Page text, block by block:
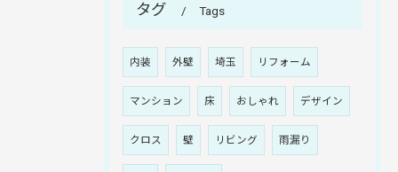
タグ Tags
内装 外壁 埼玉 リフォーム
マンション 床 おしゃれ デザイン
クロス 壁 リビング 雨漏り